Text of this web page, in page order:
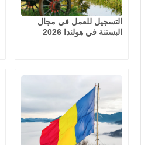
التسجيل للعمل في مجال
البستنة في هولندا 2026